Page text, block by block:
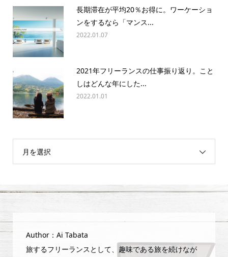
長期滞在が平均20％お得に。ワーケーショ
ンをするなら「マンス...
2022.01.07
2021年フリーランスの仕事振り返り。こと
しはどんな年にした...
2022.01.01
月を選択
Author：Ai Tabata
旅するフリーランスとして、趣味である旅を続けなが